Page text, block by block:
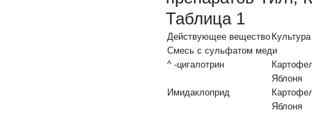
Таблица 1
Действующее вещество Культура
Смесь с сульфатом меди
^ -цигалотрин
Яблоня
Имидаклоприд
Яблоня